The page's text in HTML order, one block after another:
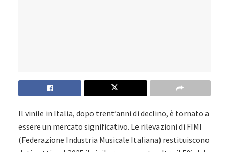
Il vinile in Italia, dopo trent’anni di declino, è tornato a
essere un mercato significativo. Le rilevazioni di FIMI
(Federazione Industria Musicale Italiana) restituiscono